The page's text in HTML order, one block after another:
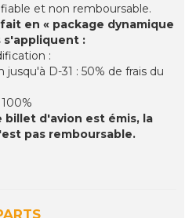
et non remboursable.
en « package dynamique
s'appliquent :
:
D-31 : 50% de frais du
billet d'avion est émis, la
pas remboursable.